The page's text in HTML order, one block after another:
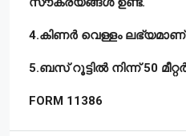
4.കിണർ വെള്ളം
5.ബസ് റൂട്ടിൽ നിന്ന് 50
FORM 11386